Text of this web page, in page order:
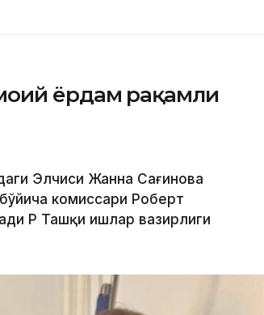
ёрдам рақамли
Элчиси Жанна Сағинова
комиссари Роберт
ҚР Ташқи ишлар вазирлиги